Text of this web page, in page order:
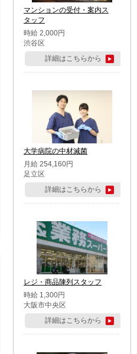
マンションの受付・案内ス
タッフ
時給 2,000円
渋谷区
詳細はこちらから
大学病院の中材滅菌
月給 254,160円
足立区
詳細はこちらから
レジ・商品陳列スタッフ
時給 1,300円
大阪市中央区
詳細はこちらから